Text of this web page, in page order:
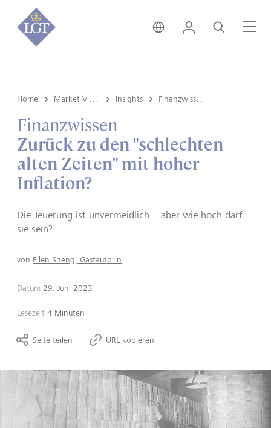
Deutschland • Deutsch
Login Suche
Home Insights
Finanzwissen
Zurück zu den "schlechten
alten Zeiten" mit hoher
Inflation?
Die Teuerung ist unvermeidlich – aber wie hoch darf
sie sein?
von Ellen Sheng, Gastautorin
Datum 29. Juni 2023
Lesezeit 4 Minuten
Seite teilen URL kopieren